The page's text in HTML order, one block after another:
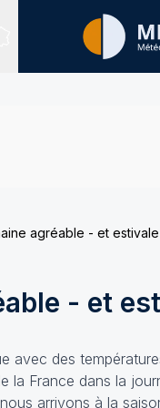
Sites expertisés
agréable - et
- et
avec des
la France dans la
arrivons à la